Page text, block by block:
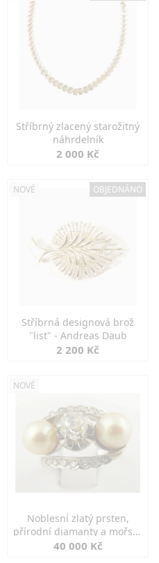
Stříbrný zlacený starožitný
náhrdelník
2 000 Kč
NOVÉ OBJEDNÁNO
Stříbrná designová brož
"list" - Andreas Daub
2 200 Kč
NOVÉ
Noblesní zlatý prsten,
přírodní diamanty a mořské
perly
40 000 Kč